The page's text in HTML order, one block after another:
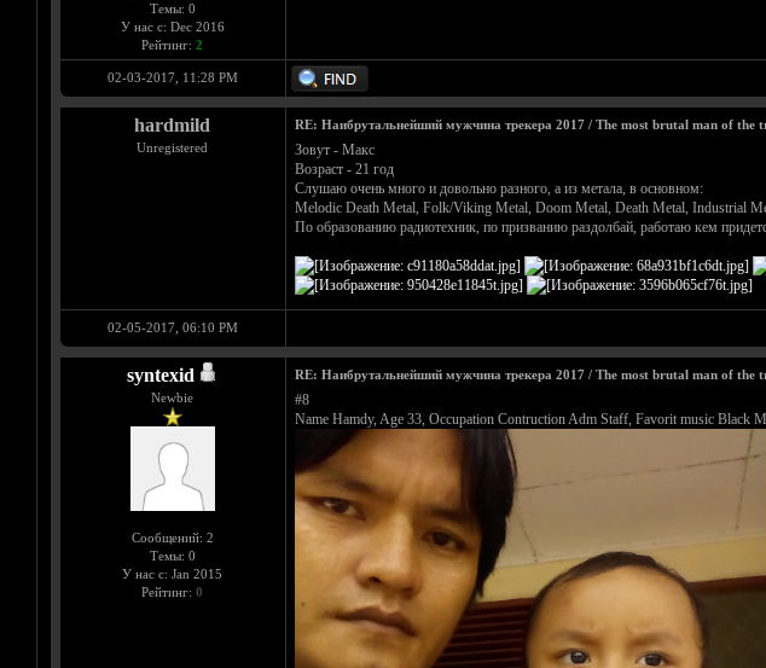
Темы: 0
У нас с: Dec 2016
Рейтинг: 2
02-03-2017, 11:28 PM
hardmild
Unregistered
RE: Наибрутальнейший мужчина трекера 2017 / The most brutal man of the
Зовут - Макс
Возраст - 21 год
Слушаю очень много и довольно разного, а из метала, в основном:
Melodic Death Metal, Folk/Viking Metal, Doom Metal, Death Metal, Industrial
По образованию радиотехник, по призванию раздолбай, работаю кем
02-05-2017, 06:10 PM
syntexid
Newbie
Сообщений: 2
Темы: 0
У нас с: Jan 2015
Рейтинг: 0
RE: Наибрутальнейший мужчина трекера 2017 / The most brutal man of the
#8
Name Hamdy, Age 33, Occupation Contruction Adm Staff, Favorit music Black